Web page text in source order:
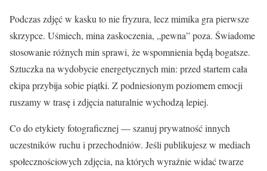
Podczas zdjęć w kasku to nie fryzura, lecz mimika gra pierwsze
skrzypce. Uśmiech, mina zaskoczenia, „pewna” poza. Świadome
stosowanie różnych min sprawi, że wspomnienia będą bogatsze.
Sztuczka na wydobycie energetycznych min: przed startem cała
ekipa przybija sobie piątki. Z podniesionym poziomem emocji
ruszamy w trasę i zdjęcia naturalnie wychodzą lepiej.
Co do etykiety fotograficznej — szanuj prywatność innych
uczestników ruchu i przechodniów. Jeśli publikujesz w mediach
społecznościowych zdjęcia, na których wyraźnie widać twarze